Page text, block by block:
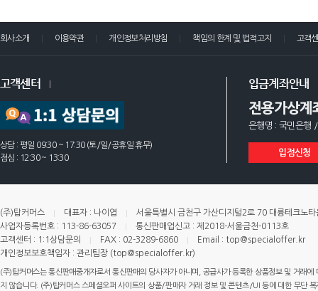
회사소개 이용약관 개인정보처리방침 책임의 한계 및 법적고지 고객
고객센터
상담 : 평일 09:30 ~ 17:30 (토/일/공휴일 휴무)
점심 : 12:30 ~ 13:30
입금계좌안내
전용가상계
은행명 : 국민은행
입점신청
(주)탑커머스 대표자 : 나이엽
서울특별시 금천구 가산디지털2로 70 대륭테크노
사업자등록번호 : 113-86-63057
통신판매업신고 : 제2018-서울금천-0113호
고객센터 : 1:1상담문의
FAX : 02-3289-6860
Email : top@specialoffer.kr
개인정보보호책임자 : 관리팀장 (top@specialoffer.kr)
(주)탑커머스는 통신판매중개자로서 통신판매의 당사자가 아니며, 공급사가 등록한 상품정보 및 거래
지 않습니다. (주)탑커머스 스페셜오퍼 사이트의 상품/판매자 거래 정보 및 콘텐츠/UI 등에 대한 무단